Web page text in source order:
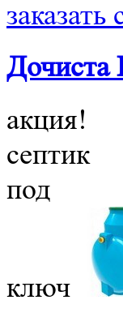
заказать
акция!
септик
под
ключ